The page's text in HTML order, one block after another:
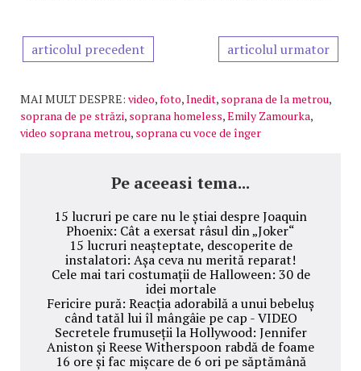
articolul precedent articolul urmator
MAI MULT DESPRE: video,foto,Inedit, soprana de la metrou,
soprana de pe străzi, soprana homeless,Emily Zamourka,
video soprana metrou, soprana cu voce de înger
Pe aceeasi tema...
15 lucruri pe care nu le știai despre Joaquin
Phoenix: Cât a exersat râsul din „Joker“
15 lucruri neașteptate, descoperite de
instalatori: Așa ceva nu merită reparat!
Cele mai tari costumații de Halloween: 30 de
idei mortale
Fericire pură: Reacția adorabilă a unui bebeluș
când tatăl lui îl mângâie pe cap - VIDEO
Secretele frumuseții la Hollywood: Jennifer
Aniston și Reese Witherspoon rabdă de foame
16 ore și fac mișcare de 6 ori pe săptămână